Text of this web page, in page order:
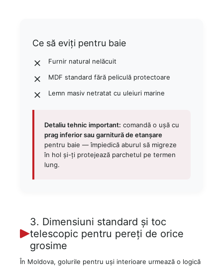
Ce să eviți pentru baie
Furnir natural nelăcuit
MDF standard fără peliculă protectoare
Lemn masiv netratat cu uleiuri marine
Detaliu tehnic important: comandă o ușă cu
prag inferior sau garnitură de etanșare
pentru baie — împiedică aburul să migreze
în hol și-ți protejează parchetul pe termen
lung.
3. Dimensiuni standard și toc
telescopic pentru pereți de orice
grosime
În Moldova, golurile pentru uși interioare urmează o logică